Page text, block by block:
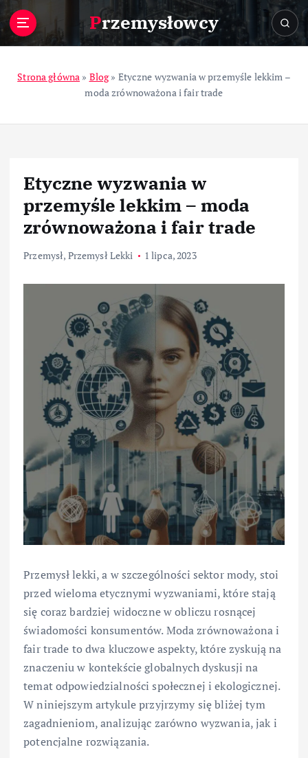
Przemysłowcy
Strona główna » Blog» Etyczne wyzwania w przemyśle lekkim –
moda zrównoważona i fair trade
Etyczne wyzwania w
przemyśle lekkim – moda
zrównoważona i fair trade
Przemysł, Przemysł Lekki 1 lipca, 2023
Przemysł lekki, a w szczególności sektor mody, stoi
przed wieloma etycznymi wyzwaniami, które stają
się coraz bardziej widoczne w obliczu rosnącej
świadomości konsumentów. Moda zrównoważona i
fair trade to dwa kluczowe aspekty, które zyskują na
znaczeniu w kontekście globalnych dyskusji na
temat odpowiedzialności społecznej i ekologicznej.
W niniejszym artykule przyjrzymy się bliżej tym
zagadnieniom, analizując zarówno wyzwania, jak i
potencjalne rozwiązania.